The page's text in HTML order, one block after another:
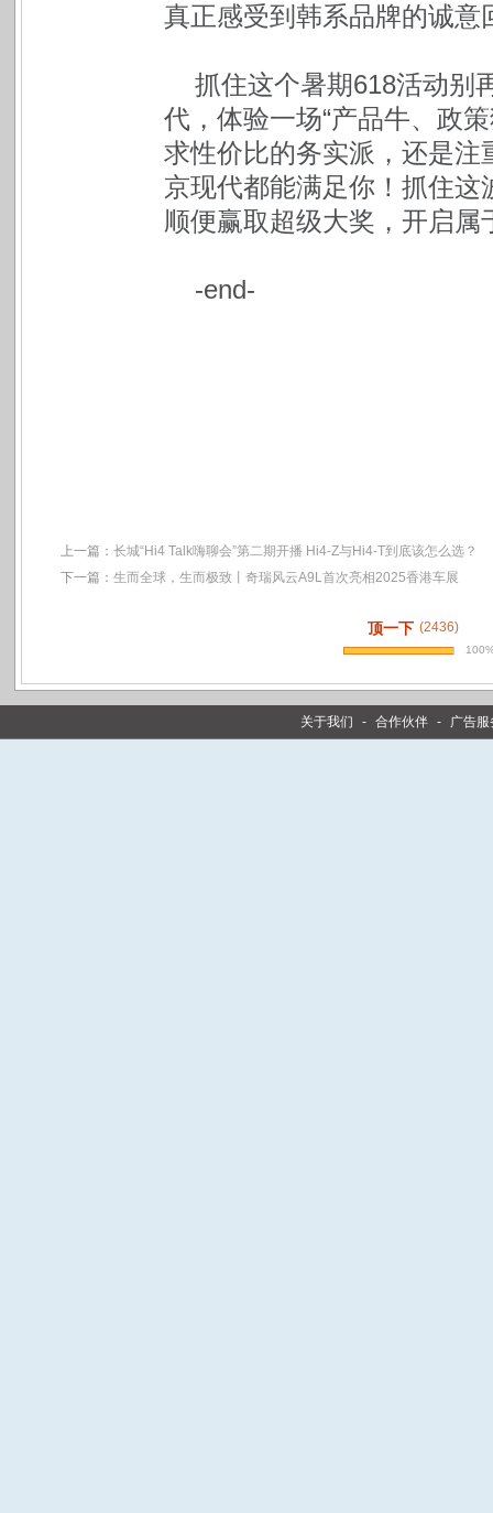
真正感受到韩系品牌的诚
抓住这个暑期618活动别
代，体验一场“产品牛、政
求性价比的务实派，还是
京现代都能满足你！抓住
顺便赢取超级大奖，开启属
-end-
上一篇： 长城“Hi4 Talk嗨聊会”第二期开播 Hi4-Z与Hi4-T到底该怎么选？
下一篇： 生而全球，生而极致丨奇瑞风云A9L首次亮相2025香港车展
顶一下 (2436)
关于我们 - 合作伙伴 - 广告服